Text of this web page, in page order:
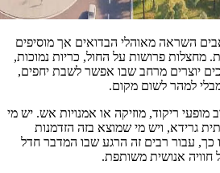
השראה מאוהלי הבדואים אך מוסיפים
מחצלות פרושות על החול, כריות נמוכות,
יוצרים מרחב שבו אפשר לשבת יחפים,
למהר לשום מקום.
מופעי ריקוד, מוזיקה או אמנויות אש. יש מי
גרידא, ויש מי שמוצא בזה הזדמנות
עבור רבים זה הרגע שבו המדבר חדל
חוויה אנושית משותפת.